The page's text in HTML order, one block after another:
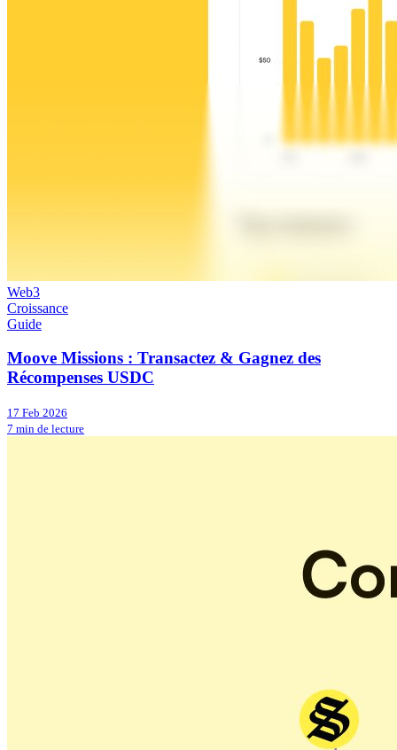
Web3
Croissance
Guide
Moove Missions : Transactez & Gagnez des
Récompenses USDC
17 Feb 2026
7 min de lecture